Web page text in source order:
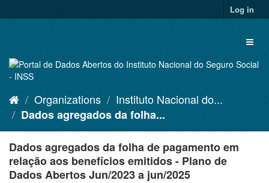
to
Log in
Organizations
Instituto Nacional do...
Dados agregados da folha...
Dados agregados da folha de pagamento em
relação aos benefícios emitidos - Plano de
Dados Abertos Jun/2023 a jun/2025